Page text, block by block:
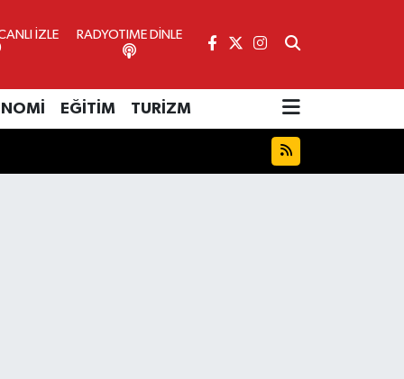
İZLE RADYOTIME DİNLE
EĞİTİM TURİZM